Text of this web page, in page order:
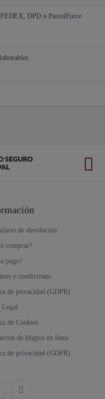
DPD o ParcelForce
SEGURO
de devolución
comprar?
pago?
y condiciones
de privacidad (GDPR)
de Cookies
de litigios en línea
de privacidad (GDPR)